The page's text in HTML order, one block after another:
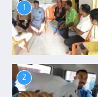
1
2